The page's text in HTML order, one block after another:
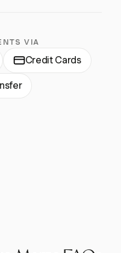
VIA
Credit Cards